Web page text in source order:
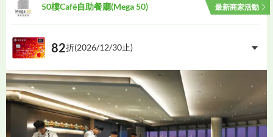
50樓Café自助餐廳(Mega 50) 最新商家活動
82折(2026/12/30止)